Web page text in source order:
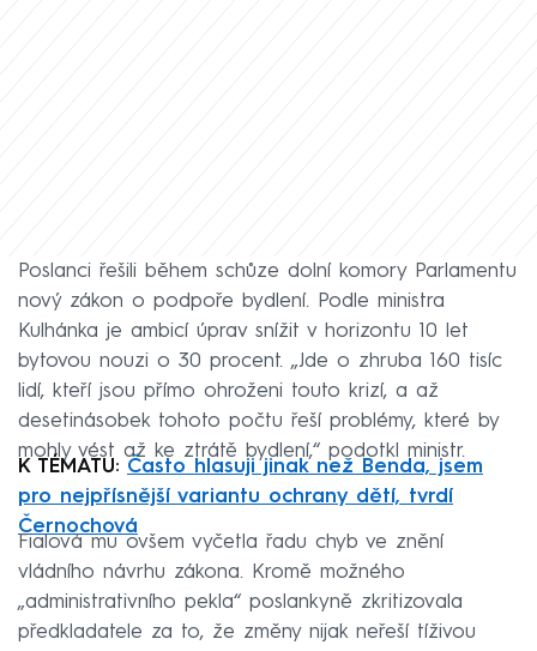
Poslanci řešili během schůze dolní komory Parlamentu
nový zákon o podpoře bydlení. Podle ministra
Kulhánka je ambicí úprav snížit v horizontu 10 let
bytovou nouzi o 30 procent. „Jde o zhruba 160 tisíc
lidí, kteří jsou přímo ohroženi touto krizí, a až
desetinásobek tohoto počtu řeší problémy, které by
mohly vést až ke ztrátě bydlení,“ podotkl ministr.
K TÉMATU: Často hlasuji jinak než Benda, jsem
pro nejpřísnější variantu ochrany dětí, tvrdí
Černochová
Fialová mu ovšem vyčetla řadu chyb ve znění
vládního návrhu zákona. Kromě možného
„administrativního pekla“ poslankyně zkritizovala
předkladatele za to, že změny nijak neřeší tíživou